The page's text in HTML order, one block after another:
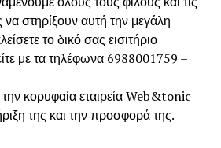
στηρίξουν αυτή την μεγάλη
το δικό σας εισιτήριο
με τα τηλέφωνα 6988001759 –
κορυφαία εταιρεία Web&tonic
της και την προσφορά της.